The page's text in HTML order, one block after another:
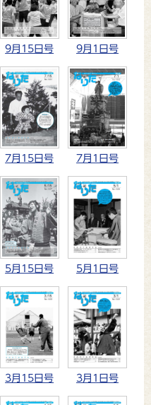
9月15日号 9月1日号
7月15日号 7月1日号
5月15日号 5月1日号
3月15日号 3月1日号